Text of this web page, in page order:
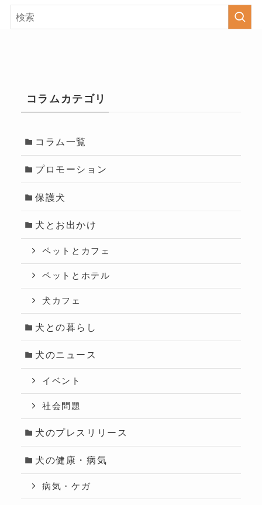
コラムカテゴリ
コラム一覧
プロモーション
保護犬
犬とお出かけ
ペットとカフェ
ペットとホテル
犬カフェ
犬との暮らし
犬のニュース
イベント
社会問題
犬のプレスリリース
犬の健康・病気
病気・ケガ